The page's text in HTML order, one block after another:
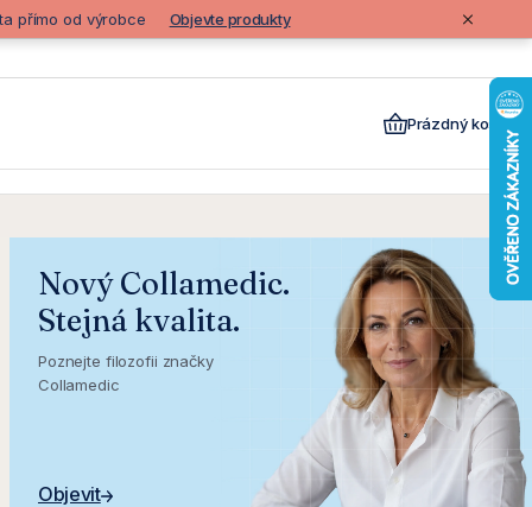
přímo od výrobce Objevte produkty
Prázdný košík
Nový Collamedic.
Stejná kvalita.
Poznejte filozofii značky
Collamedic
Objevit